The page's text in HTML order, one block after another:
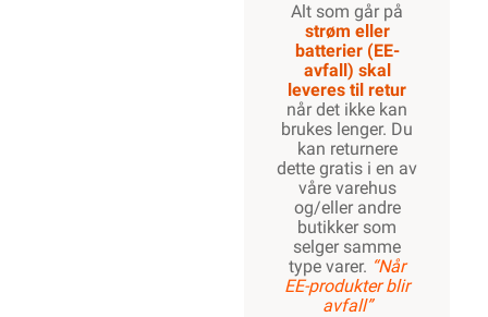
Alt som går på
strøm eller
batterier (EE-
avfall) skal
leveres til retur
når det ikke kan
brukes lenger. Du
kan returnere
dette gratis i en av
våre varehus
og/eller andre
butikker som
selger samme
type varer. “Når
EE-produkter blir
avfall”